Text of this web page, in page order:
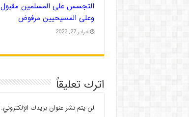
التجسس على المسلمين مقبول
وعلى المسيحيين مرفوض
فبراير 27, 2023
اترك تعليقاً
لن يتم نشر عنوان بريدك الإلكتروني.